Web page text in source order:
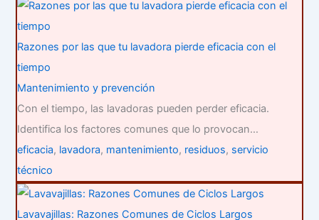
Razones por las que tu lavadora pierde eficacia con el
tiempo
Mantenimiento y prevención
Con el tiempo, las lavadoras pueden perder eficacia.
Identifica los factores comunes que lo provocan…
eficacia, lavadora, mantenimiento, residuos, servicio
técnico
Lavavajillas: Razones Comunes de Ciclos Largos